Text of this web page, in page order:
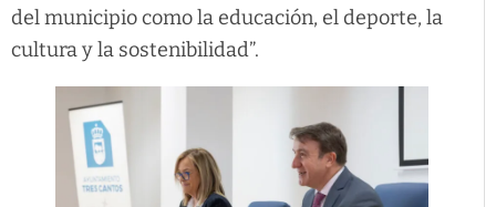
del municipio como la educación, el deporte, la
cultura y la sostenibilidad”.